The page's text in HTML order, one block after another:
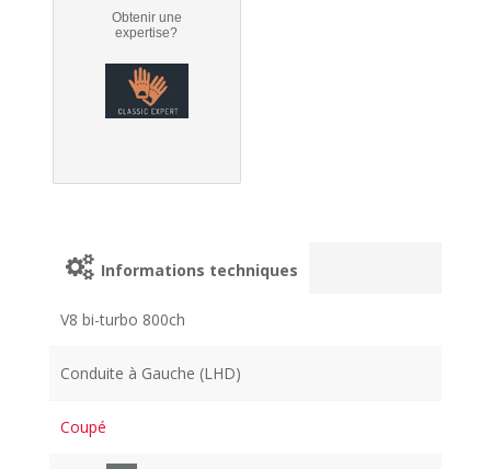
Obtenir une
expertise?
Informations techniques
V8 bi-turbo 800ch
Conduite à Gauche (LHD)
Coupé